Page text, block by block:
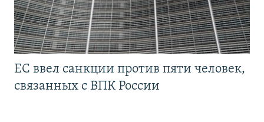
ЕС ввел санкции против пяти человек,
связанных с ВПК России